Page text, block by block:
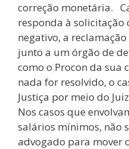
correção monetária.
responda à solicitação
negativo, a
junto a um órgão de
como o Procon da sua
nada for resolvido, o
Justiça por meio do
Nos casos que
salários mínimos, não
advogado para mover